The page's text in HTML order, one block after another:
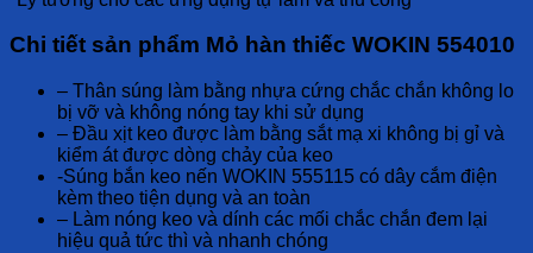
Chi tiết sản phẩm Mỏ hàn thiếc WOKIN 554010
– Thân súng làm bằng nhựa cứng chắc chắn không lo
bị vỡ và không nóng tay khi sử dụng
– Đầu xịt keo được làm bằng sắt mạ xi không bị gỉ và
kiểm át được dòng chảy của keo
-Súng bắn keo nến WOKIN 555115 có dây cắm điện
kèm theo tiện dụng và an toàn
– Làm nóng keo và dính các mối chắc chắn đem lại
hiệu quả tức thì và nhanh chóng